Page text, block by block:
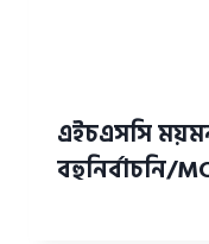
এইচএসসি
বহুনির্বাচনি/